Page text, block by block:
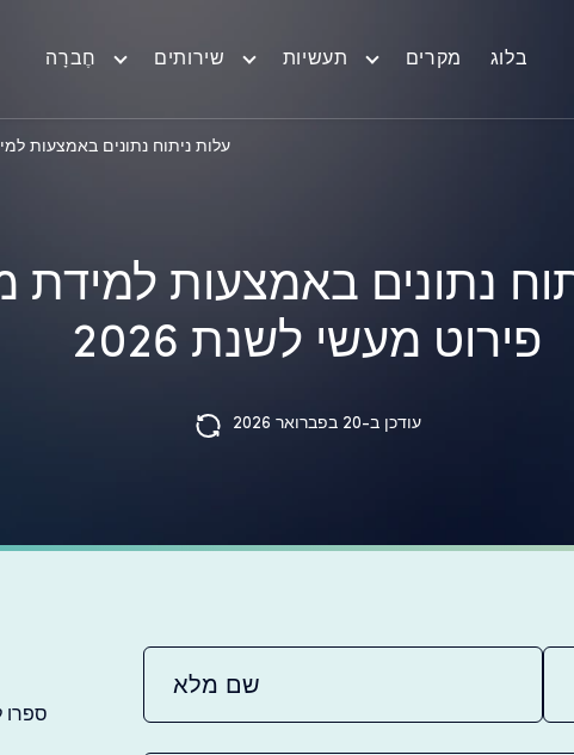
חֶברָה שירותים תעשיות מקרים בלוג
עלות ניתוח נתונים באמצעות
נתונים באמצעות למידת
פירוט מעשי לשנת 2026
עודכן ב-20 בפברואר 2026
ספרו